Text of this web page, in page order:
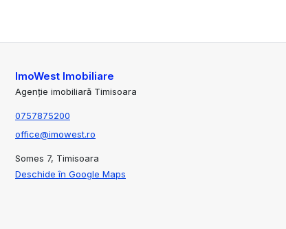
ImoWest Imobiliare
Agenție imobiliară Timisoara
0757875200
office@imowest.ro
Somes 7, Timisoara
Deschide în Google Maps